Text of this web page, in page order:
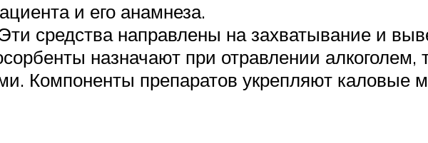
и его анамнеза.
средства направлены на захватывание и
назначают при отравлении
Компоненты препаратов укрепляют каловые